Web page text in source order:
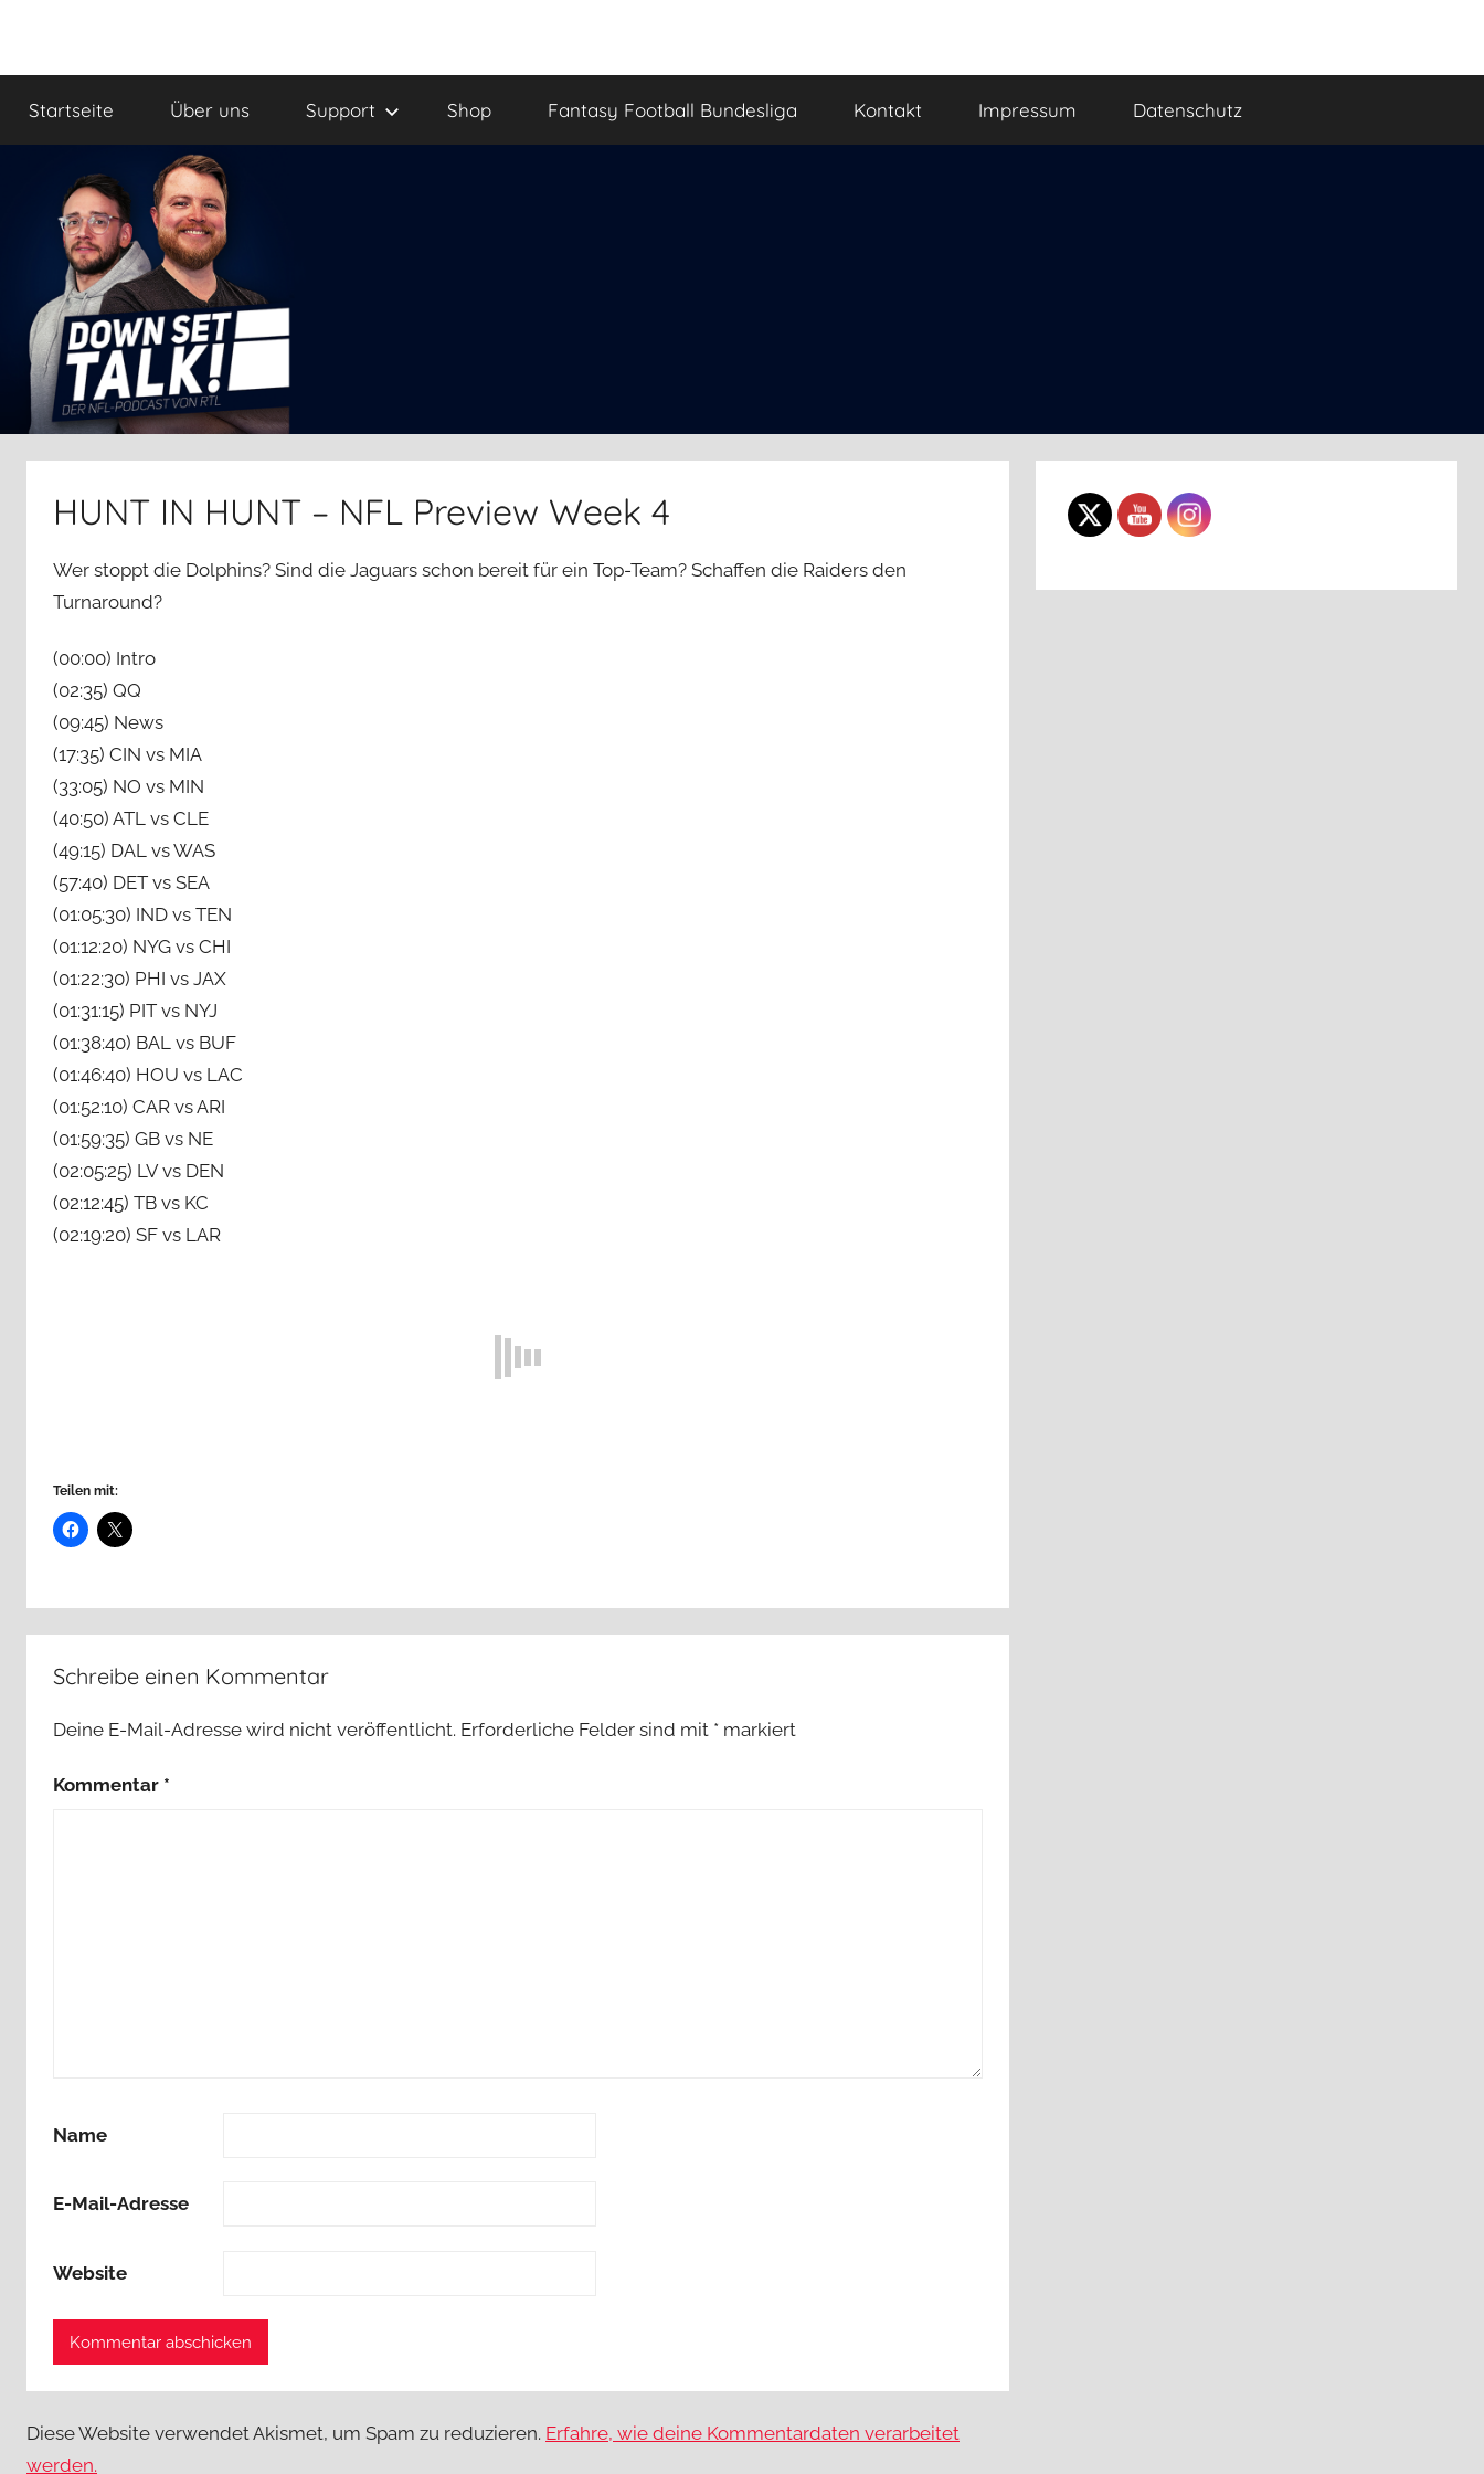
springen
Down
Set
Talk!
Football
Podcast
Startseite Über uns Support Shop Fantasy Football Bundesliga Kontakt Impressum Datenschutz
HUNT IN HUNT – NFL Preview Week 4
Wer stoppt die Dolphins? Sind die Jaguars schon bereit für ein Top-Team? Schaffen die Raiders den
Turnaround?
(00:00) Intro
(02:35) QQ
(09:45) News
(17:35) CIN vs MIA
(33:05) NO vs MIN
(40:50) ATL vs CLE
(49:15) DAL vs WAS
(57:40) DET vs SEA
(01:05:30) IND vs TEN
(01:12:20) NYG vs CHI
(01:22:30) PHI vs JAX
(01:31:15) PIT vs NYJ
(01:38:40) BAL vs BUF
(01:46:40) HOU vs LAC
(01:52:10) CAR vs ARI
(01:59:35) GB vs NE
(02:05:25) LV vs DEN
(02:12:45) TB vs KC
(02:19:20) SF vs LAR
Teilen mit:
Schreibe einen Kommentar
Deine E-Mail-Adresse wird nicht veröffentlicht. Erforderliche Felder sind mit * markiert
Kommentar *
Name
E-Mail-Adresse
Website
Diese Website verwendet Akismet, um Spam zu reduzieren. Erfahre, wie deine Kommentardaten verarbeitet
werden.